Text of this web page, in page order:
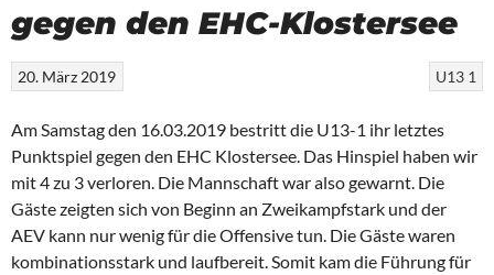
gegen den EHC-Klostersee
U13 1
20. März 2019
Am Samstag den 16.03.2019 bestritt die U13-1 ihr letztes
Punktspiel gegen den EHC Klostersee. Das Hinspiel haben wir
mit 4 zu 3 verloren. Die Mannschaft war also gewarnt. Die
Gäste zeigten sich von Beginn an Zweikampfstark und der
AEV kann nur wenig für die Offensive tun. Die Gäste waren
kombinationsstark und laufbereit. Somit kam die Führung für